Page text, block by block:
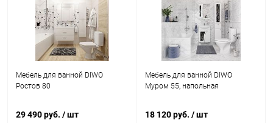
Мебель для ванной DIWO
Ростов 80
29 490 руб. / шт
Мебель для ванной DIWO
Муром 55, напольная
18 120 руб. / шт